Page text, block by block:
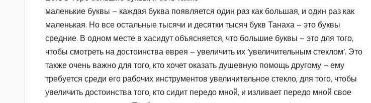
маленькие буквы – каждая буква появляется один раз как большая, и один раз как
маленькая. Но все остальные тысячи и десятки тысяч букв Танаха – это буквы
средние. В одном месте в хасидут объясняется, что большие буквы – это для того,
чтобы смотреть на достоинства еврея – увеличить их ‘увеличительным стеклом’. Это
также очень важно для того, кто хочет оказать душевную помощь другому – ему
требуется среди его рабочих инструментов увеличительное стекло, для того, чтобы
увеличить достоинства того, кто сидит передо мной, и изливает передо мной свое